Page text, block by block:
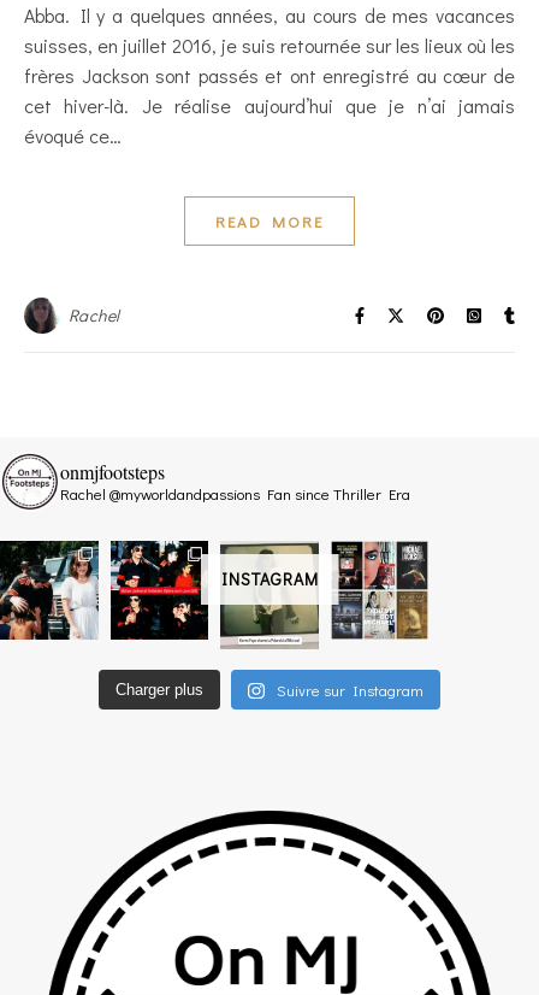
Abba. Il y a quelques années, au cours de mes vacances
suisses, en juillet 2016, je suis retournée sur les lieux où les
frères Jackson sont passés et ont enregistré au cœur de
cet hiver-là. Je réalise aujourd’hui que je n’ai jamais
évoqué ce…
READ MORE
Rachel
INSTAGRAM
onmjfootsteps
Rachel @myworldandpassions Fan since Thriller Era
Charger plus Suivre sur Instagram